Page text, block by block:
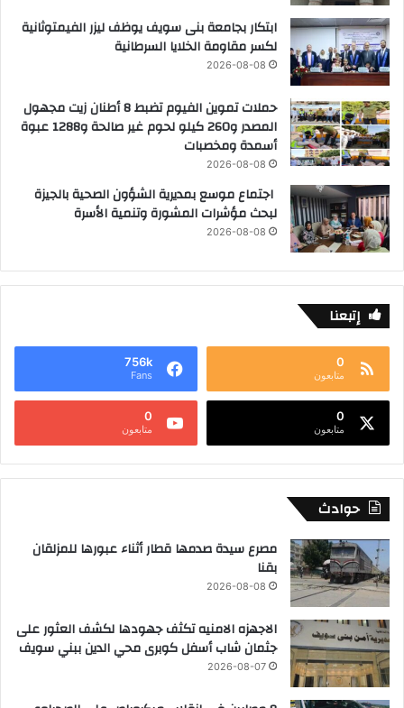
ابتكار بجامعة بنى سويف يوظف ليزر الفيمتوثانية
لكسر مقاومة الخلايا السرطانية
2026-08-08
حملات تموين الفيوم تضبط 8 أطنان زيت مجهول
المصدر و260 كيلو لحوم غير صالحة و1288 عبوة
أسمدة ومخصبات
2026-08-08
اجتماع موسع بمديرية الشؤون الصحية بالجيزة
لبحث مؤشرات المشورة وتنمية الأسرة
2026-08-08
إتبعنا
0
متابعون
756k
Fans
0
متابعون
0
متابعون
حوادث
مصرع سيدة صدمها قطار أثناء عبورها للمزلقان
بقنا
2026-08-08
الاجهزه الامنيه تكثف جهودها لكشف العثور على
جثمان شاب أسفل كوبرى محي الدين ببني سويف
2026-08-07